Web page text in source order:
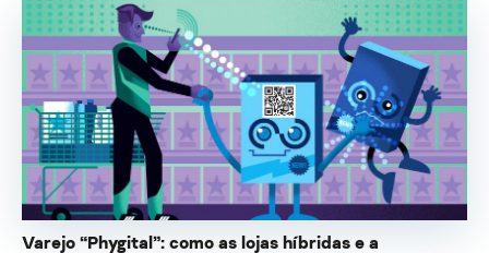
Varejo “Phygital”: como as lojas híbridas e a